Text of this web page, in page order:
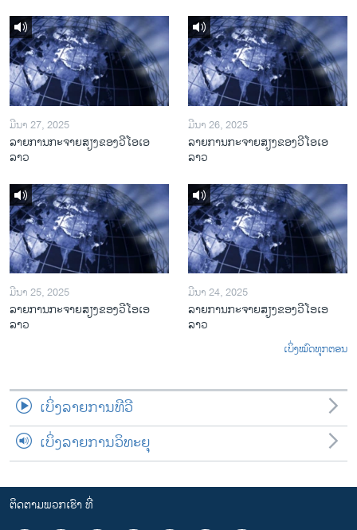
ມີນາ 27, 2025
ລາຍການກະຈາຍສຽງຂອງວີໂອເອ
ລາວ
ມີນາ 26, 2025
ລາຍການກະຈາຍສຽງຂອງວີໂອເອ
ລາວ
ມີນາ 25, 2025
ລາຍການກະຈາຍສຽງຂອງວີໂອເອ
ລາວ
ມີນາ 24, 2025
ລາຍການກະຈາຍສຽງຂອງວີໂອເອ
ລາວ
ເບິ່ງໝົດທຸກຕອນ
ເບິ່ງລາຍການທີວີ
ເບິ່ງລາຍການວິທະຍຸ
ຕິດຕາມພວກເຮົາ ທີ່